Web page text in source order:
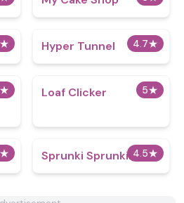
★ 4.7★
Hyper Tunnel
★ 5★
Loaf Clicker
★ 4.5★
Sprunki Sprunkilairity